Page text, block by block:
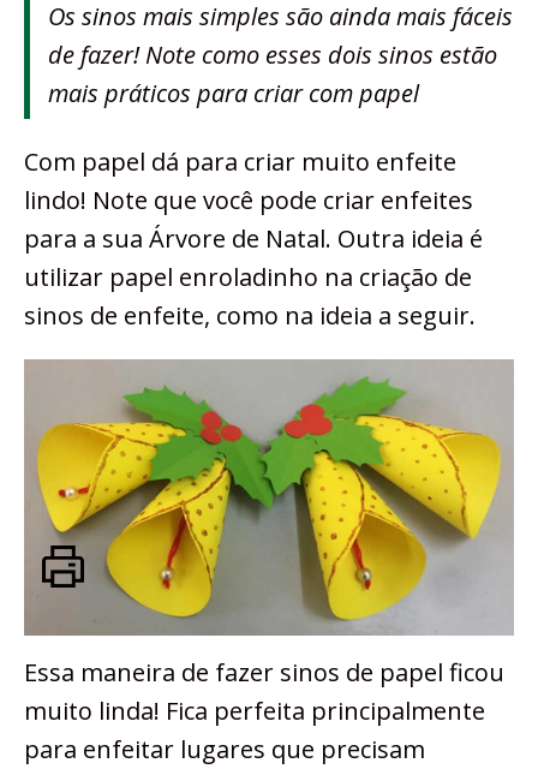
Os sinos mais simples são ainda mais fáceis
de fazer! Note como esses dois sinos estão
mais práticos para criar com papel
Com papel dá para criar muito enfeite
lindo! Note que você pode criar enfeites
para a sua Árvore de Natal. Outra ideia é
utilizar papel enroladinho na criação de
sinos de enfeite, como na ideia a seguir.
Essa maneira de fazer sinos de papel ficou
muito linda! Fica perfeita principalmente
para enfeitar lugares que precisam